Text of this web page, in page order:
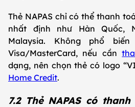
Thẻ NAPAS chỉ có thể thanh
nhất định như Hàn Quốc,
Malaysia. Không phổ
Visa/MasterCard, nếu cần
dạng, nên chọn thẻ có logo
Home Credit.
7.2 Thẻ NAPAS có